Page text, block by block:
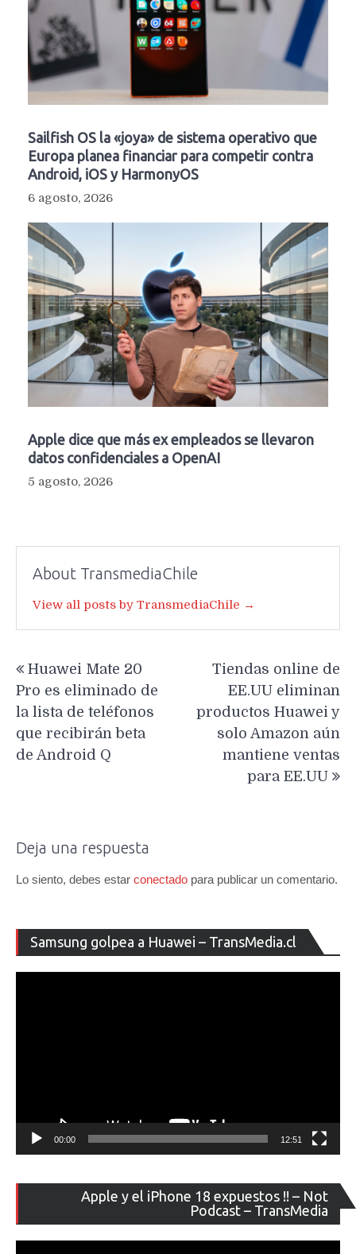
Sailfish OS la «joya» de sistema operativo que
Europa planea financiar para competir contra
Android, iOS y HarmonyOS
6 agosto, 2026
Apple dice que más ex empleados se llevaron
datos confidenciales a OpenAI
5 agosto, 2026
About TransmediaChile
View all posts by TransmediaChile →
de
entradas
Huawei Mate 20
Pro es eliminado de
la lista de teléfonos
que recibirán beta
de Android Q
Tiendas online de
EE.UU eliminan
productos Huawei y
solo Amazon aún
mantiene ventas
para EE.UU
Deja una respuesta
Lo siento, debes estar conectado para publicar un comentario.
Samsung golpea a Huawei – TransMedia.cl
de
00:00 12:51
Apple y el iPhone 18 expuestos !! – Not
Podcast – TransMedia
de